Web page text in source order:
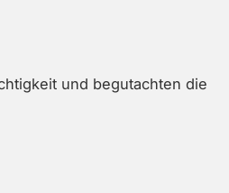
und begutachten die